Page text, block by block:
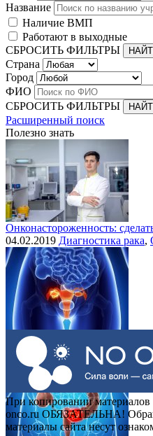
Название
Наличие ВМП
Работают в выходные
СБРОСИТЬ ФИЛЬТРЫ
Страна
Город
ФИО
СБРОСИТЬ ФИЛЬТРЫ
Расширенный поиск
Полезно знать
Онконастороженность:
04.02.2019 Диагностика рака,
Выделения при раке шейки
30.07.2015 Рак шейки матки
При копировании материалов
onco.ru ОБЯЗАТЕЛЬНА!
материалы сайта несут